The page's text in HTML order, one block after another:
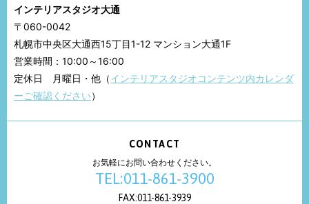
インテリアスタジオ大通
〒060-0042
札幌市中央区大通西15丁目1-12 マンション大通1F
営業時間：10:00～16:00
定休日 月曜日・他（インテリアスタジオコンテンツ内カレンダ
ーご確認ください）
CONTACT
お気軽にお問い合わせください。
TEL:011-861-3900
FAX:011-861-3939